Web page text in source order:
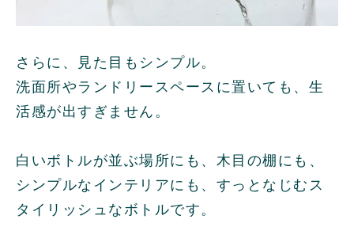
さらに、見た目もシンプル。
洗面所やランドリースペースに置いても、生
活感が出すぎません。
白いボトルが並ぶ場所にも、木目の棚にも、
シンプルなインテリアにも、すっとなじむス
タイリッシュなボトルです。